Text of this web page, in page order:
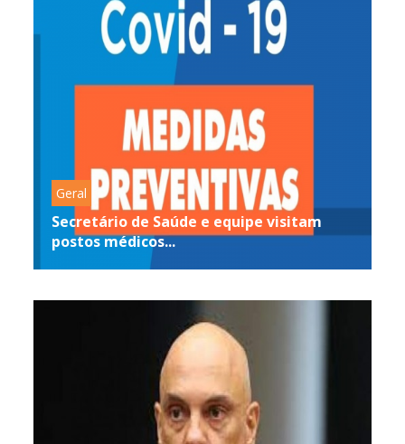
Geral
Secretário de Saúde e equipe visitam
postos médicos...